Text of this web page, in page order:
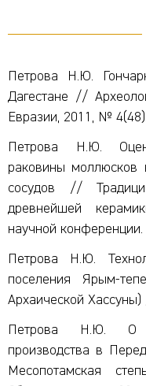
Петрова Н.Ю.
Дагестане //
Евразии, 2011, №
Петрова Н.Ю.
раковины моллюсков
сосудов //
древнейшей
научной
Петрова Н.Ю.
поселения Ярым-
Архаической
Петрова Н.Ю. О
производства в
Месопотамская